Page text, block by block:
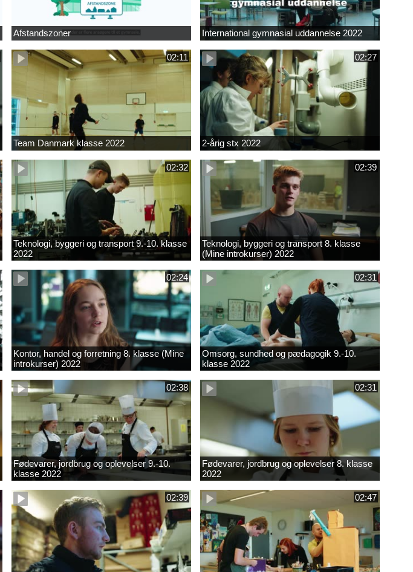
Afstandszoner International gymnasial uddannelse 2022
02:11
Team Danmark klasse 2022
02:27
2-årig stx 2022
02:32
Teknologi, byggeri og transport 9.-10. klasse
2022
02:39
Teknologi, byggeri og transport 8. klasse
(Mine introkurser) 2022
02:24
Kontor, handel og forretning 8. klasse (Mine
introkurser) 2022
02:31
Omsorg, sundhed og pædagogik 9.-10.
klasse 2022
02:38
Fødevarer, jordbrug og oplevelser 9.-10.
klasse 2022
02:31
Fødevarer, jordbrug og oplevelser 8. klasse
2022
02:39 02:47